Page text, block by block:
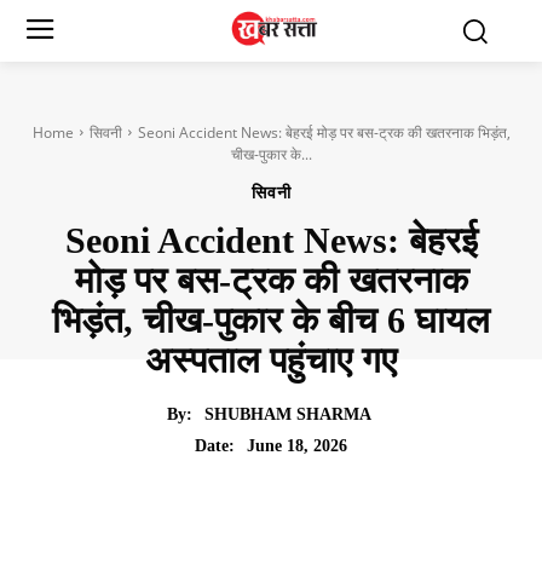
Home सिवनी
Seoni Accident News: बेहरई मोड़ पर बस-ट्रक की खतरनाक भिड़ंत,
चीख-पुकार के...
सिवनी
Seoni Accident News: बेहरई
मोड़ पर बस-ट्रक की खतरनाक
भिड़ंत, चीख-पुकार के बीच 6 घायल
अस्पताल पहुंचाए गए
By:
SHUBHAM SHARMA
Date:
June 18, 2026